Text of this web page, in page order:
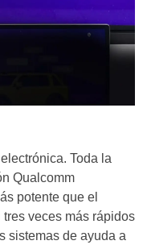
Toda la
Qualcomm
potente que el
veces más rápidos
sistemas de ayuda a